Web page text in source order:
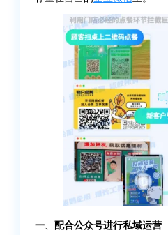
一、 配合公众号进行私域运营